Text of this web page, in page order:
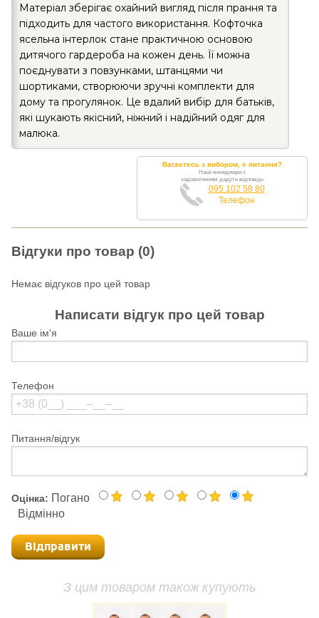
Матеріал зберігає охайний вигляд після прання та
підходить для частого використання. Кофточка
ясельна інтерлок стане практичною основою
дитячого гардероба на кожен день. Її можна
поєднувати з повзунками, штанцями чи
шортиками, створюючи зручні комплекти для
дому та прогулянок. Це вдалий вибір для батьків,
які шукають якісний, ніжний і надійний одяг для
малюка.
Вагаєтесь з вибором, є питання?
Наші менеджери з
задоволенням дадуть відповідь
095 102 58 80
Телефон
Відгуки про товар (0)
Немає відгуков про цей товар
Написати відгук про цей товар
Ваше ім'я
Телефон
Питання/відгук
Оцінка: Погано
Відмінно
Відправити
З цим товаром також купують